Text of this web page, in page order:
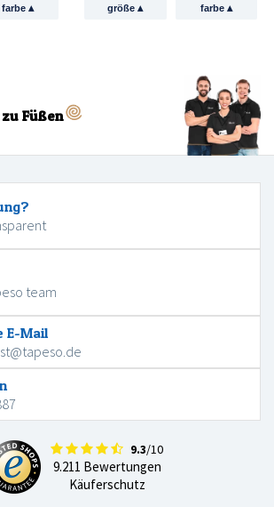
farbe ▴ größe▴ farbe ▴
Füßen
team
E-Mail
9.3/10
9.211 Bewertungen
Käuferschutz